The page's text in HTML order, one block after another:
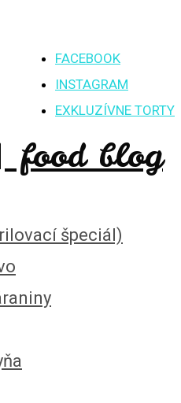
FACEBOOK
INSTAGRAM
EXKLUZÍVNE TORTY
špeciál)